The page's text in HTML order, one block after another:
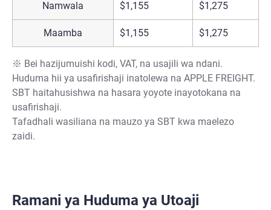
Namwala $1,155 $1,275
Maamba $1,155 $1,275
※ Bei hazijumuishi kodi, VAT, na usajili wa ndani.
Huduma hii ya usafirishaji inatolewa na APPLE FREIGHT.
SBT haitahusishwa na hasara yoyote inayotokana na
usafirishaji.
Tafadhali wasiliana na mauzo ya SBT kwa maelezo
zaidi.
Ramani ya Huduma ya Utoaji